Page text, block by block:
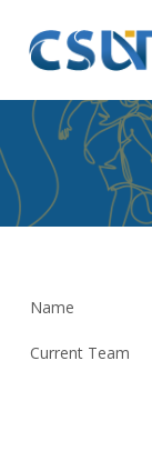
Name
Current Team